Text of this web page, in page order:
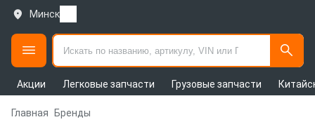
Минск
Акции Легковые запчасти Грузовые запчасти
Главная Бренды